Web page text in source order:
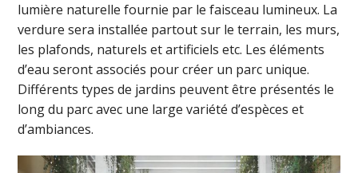
lumière naturelle fournie par le faisceau lumineux. La
verdure sera installée partout sur le terrain, les murs,
les plafonds, naturels et artificiels etc. Les éléments
d’eau seront associés pour créer un parc unique.
Différents types de jardins peuvent être présentés le
long du parc avec une large variété d’espèces et
d’ambiances.